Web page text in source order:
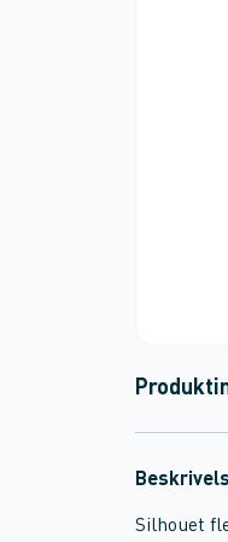
Silhouet